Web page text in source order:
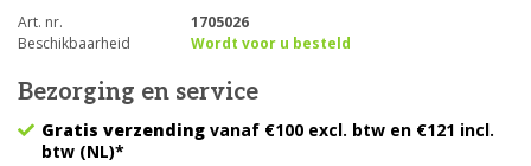
Art. nr.
1705026
Beschikbaarheid
Wordt voor u besteld
Bezorging en service
Gratis verzending vanaf €100 excl. btw en €121 incl.
btw (NL)*